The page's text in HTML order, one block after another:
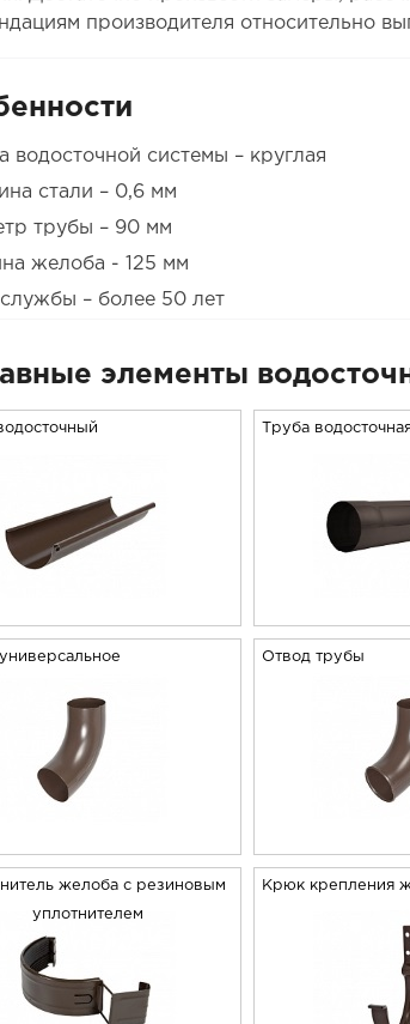
производителя относительно
водосточной системы – круглая
стали – 0,6 мм
трубы – 90 мм
желоба - 125 мм
– более 50 лет
элементы
Труба
Отвод трубы
желоба с резиновым
уплотнителем
Крюк крепления